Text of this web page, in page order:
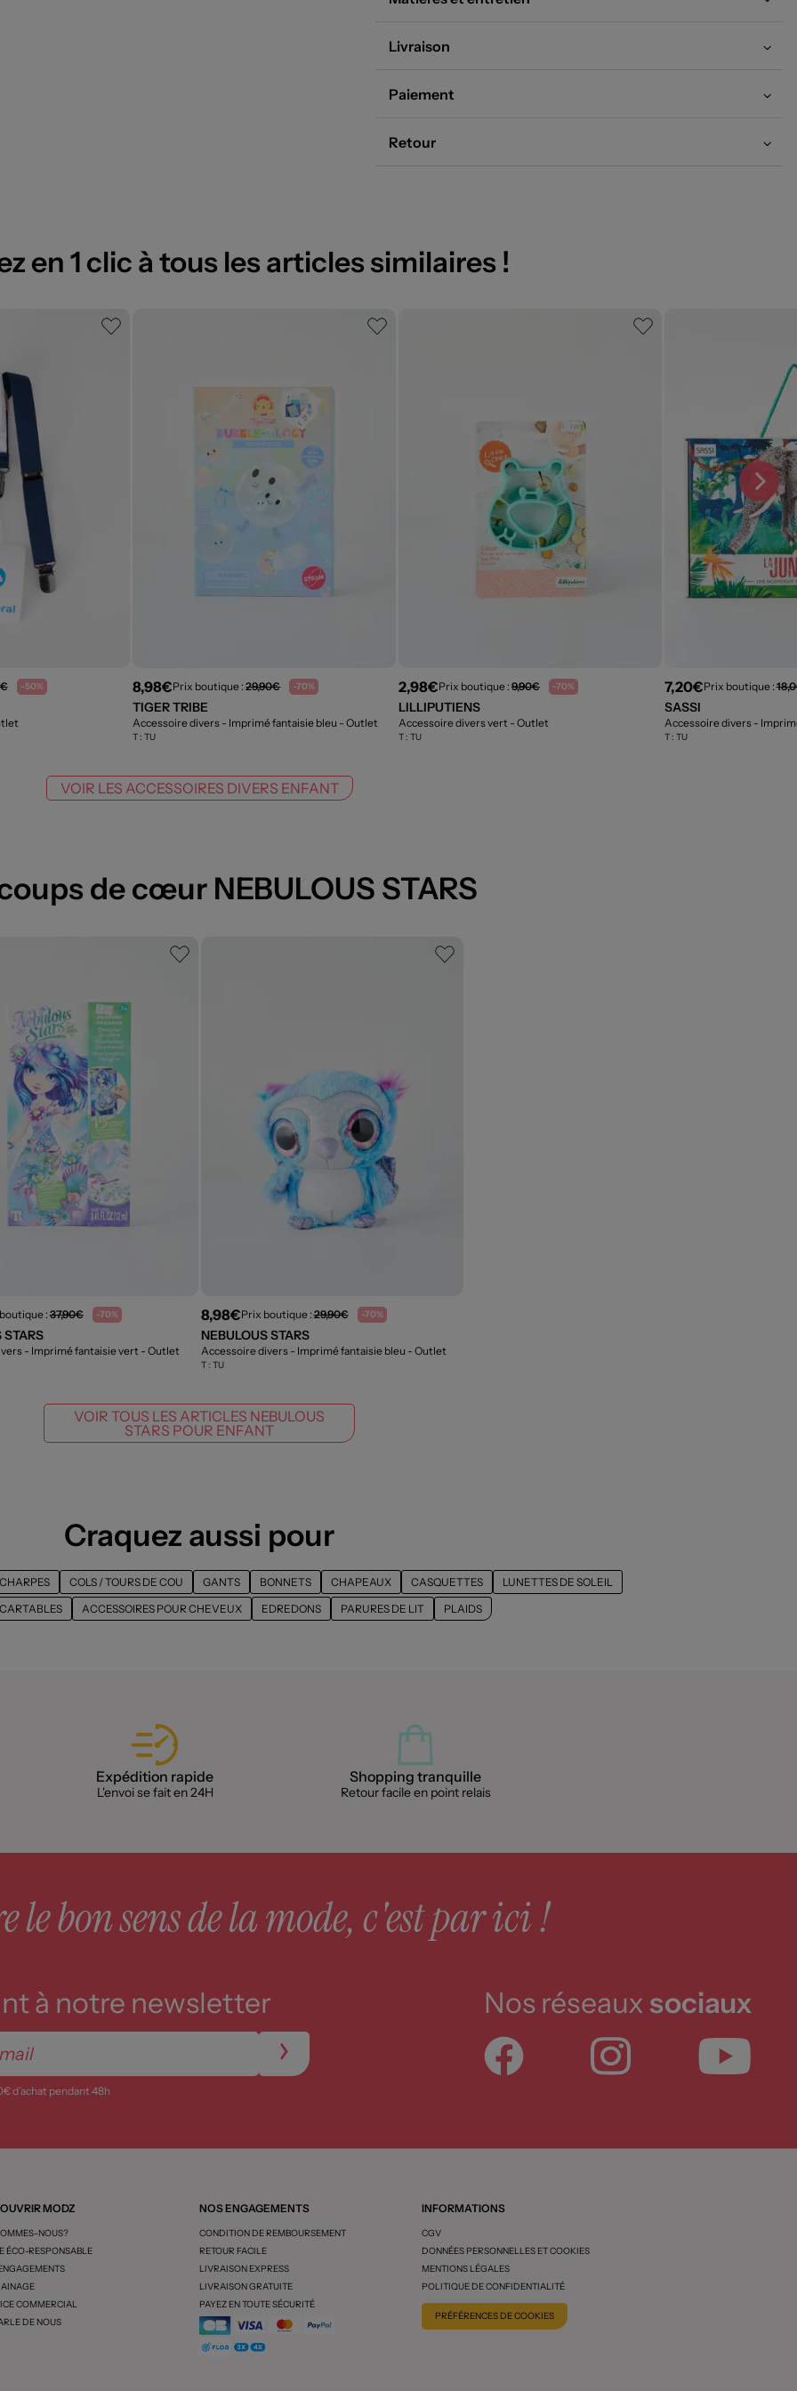
Livraison
Paiement
Retour
en 1 clic à tous les articles similaires !
-50% 8,98€Prix boutique :29,90€ -70%
TIGER TRIBE
Accessoire divers - Imprimé fantaisie bleu - Outlet
T :TU
2,98€Prix boutique :9,90€ -70%
LILLIPUTIENS
Accessoire divers vert - Outlet
T :TU
7,20€Prix boutique :
SASSI
Accessoire divers -
T : TU
VOIR LES ACCESSOIRES DIVERS ENFANT
de cœur NEBULOUS STARS
: 37,90€ -70%
STARS
- Imprimé fantaisie vert - Outlet
8,98€Prix boutique :29,90€ -70%
NEBULOUS STARS
Accessoire divers - Imprimé fantaisie bleu - Outlet
T : TU
VOIR TOUS LES ARTICLES NEBULOUS
STARS POUR ENFANT
Craquez aussi pour
COLS / TOURS DE COU GANTS BONNETS CHAPEAUX CASQUETTES
LUNETTES DE SOLEIL
ACCESSOIRES POUR CHEVEUX EDREDONS PARURES DE LIT PLAIDS
Expédition rapide
L'envoi se fait en 24H
Shopping tranquille
Retour facile en point relais
le bon sens de la mode, c'est par ici !
à notre newsletter
d’achat pendant 48h
Nos réseaux sociaux
MODZ
NOUS?
ÉCO-RESPONSABLE
COMMERCIAL
DE NOUS
NOS ENGAGEMENTS
CONDITION DE REMBOURSEMENT
RETOUR FACILE
LIVRAISON EXPRESS
LIVRAISON GRATUITE
PAYEZ EN TOUTE SÉCURITÉ
INFORMATIONS
CGV
DONNÉES PERSONNELLES ET COOKIES
MENTIONS LÉGALES
POLITIQUE DE CONFIDENTIALITÉ
PRÉFÉRENCES DE COOKIES